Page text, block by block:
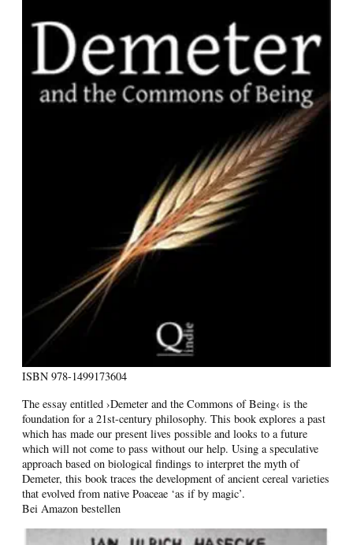
ISBN 978-1499173604
The essay entitled ›Demeter and the Commons of Being‹ is the
foundation for a 21st-century philosophy. This book explores a past
which has made our present lives possible and looks to a future
which will not come to pass without our help. Using a speculative
approach based on biological findings to interpret the myth of
Demeter, this book traces the development of ancient cereal varieties
that evolved from native Poaceae ‘as if by magic’.
Bei Amazon bestellen